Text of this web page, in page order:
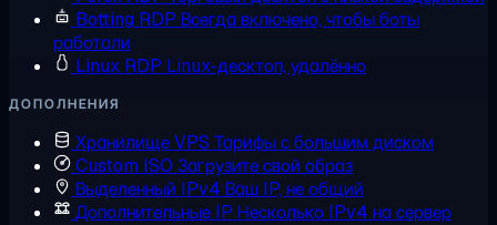
Botting RDP Всегда включено, чтобы боты
работали
Linux RDP Linux-десктоп, удалённо
ДОПОЛНЕНИЯ
Хранилище VPS Тарифы с большим диском
Custom ISO Загрузите свой образ
Выделенный IPv4 Ваш IP, не общий
Дополнительные IP Несколько IPv4 на сервер